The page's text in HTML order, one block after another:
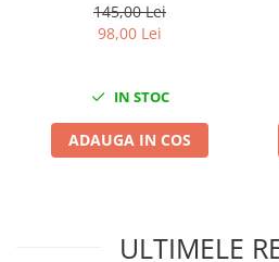
Slefuitoare Pneumatice
Scule speciale
Rulmenti,Bucsi si Extractoare
Sistem Vibro-Power
145,00 Lei
98,00 Lei
IN STOC
ADAUGA IN COS
ULTIMELE